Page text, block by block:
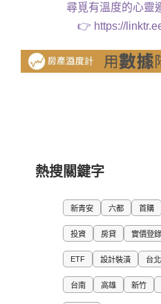
尋覓有溫度的心靈
👉 https://
熱搜關鍵字
新青安 六都 首購
投資 房貸 實價登錄
ETF 設計裝潢 台北
台南 高雄 新竹